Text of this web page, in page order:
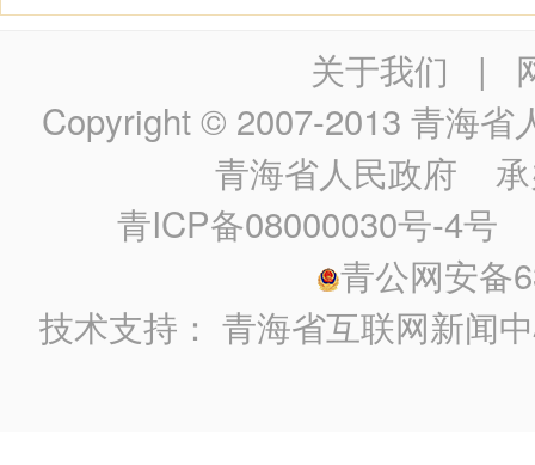
关于我们 |
Copyright © 2007-2013 青海省
青海省人民政府 承
青ICP备08000030号-4号
青公网安备
技术支持：青海省互联网新闻